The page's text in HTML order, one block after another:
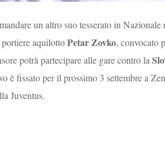
un altro suo tesserato in Nazionale
aquilottoPetar Zovko, convocato
potrà partecipare alle gare contro la
è fissato per il prossimo 3 settembre a
Juventus.